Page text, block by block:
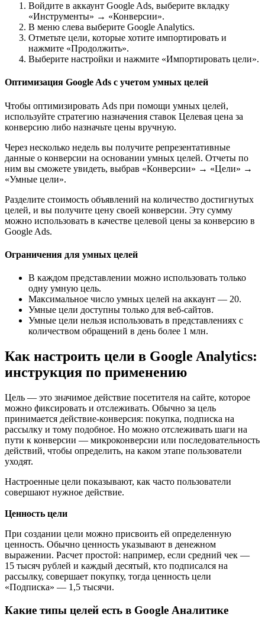
Войдите в аккаунт Google Ads, выберите вкладку
«Инструменты» → «Конверсии».
В меню слева выберите Google Analytics.
Отметьте цели, которые хотите импортировать и
нажмите «Продолжить».
Выберите настройки и нажмите «Импортировать цели».
Оптимизация Google Ads с учетом умных целей
Чтобы оптимизировать Ads при помощи умных целей,
используйте стратегию назначения ставок Целевая цена за
конверсию либо назначьте цены вручную.
Через несколько недель вы получите репрезентативные
данные о конверсии на основании умных целей. Отчеты по
ним вы сможете увидеть, выбрав «Конверсии» → «Цели» →
«Умные цели».
Разделите стоимость объявлений на количество достигнутых
целей, и вы получите цену своей конверсии. Эту сумму
можно использовать в качестве целевой цены за конверсию в
Google Ads.
Ограничения для умных целей
В каждом представлении можно использовать только
одну умную цель.
Максимальное число умных целей на аккаунт — 20.
Умные цели доступны только для веб-сайтов.
Умные цели нельзя использовать в представлениях с
количеством обращений в день более 1 млн.
Как настроить цели в Google Analytics:
инструкция по применению
Цель — это значимое действие посетителя на сайте, которое
можно фиксировать и отслеживать. Обычно за цель
принимается действие-конверсия: покупка, подписка на
рассылку и тому подобное. Но можно отслеживать шаги на
пути к конверсии — микроконверсии или последовательность
действий, чтобы определить, на каком этапе пользователи
уходят.
Настроенные цели показывают, как часто пользователи
совершают нужное действие.
Ценность цели
При создании цели можно присвоить ей определенную
ценность. Обычно ценность указывают в денежном
выражении. Расчет простой: например, если средний чек —
15 тысяч рублей и каждый десятый, кто подписался на
рассылку, совершает покупку, тогда ценность цели
«Подписка» — 1,5 тысячи.
Какие типы целей есть в Google Аналитике